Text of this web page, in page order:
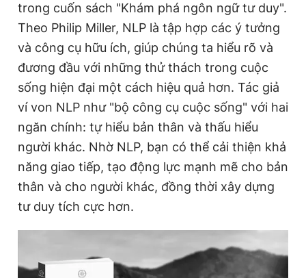
trong cuốn sách "Khám phá ngôn ngữ tư duy".
Theo Philip Miller, NLP là tập hợp các ý tưởng
và công cụ hữu ích, giúp chúng ta hiểu rõ và
đương đầu với những thử thách trong cuộc
sống hiện đại một cách hiệu quả hơn. Tác giả
ví von NLP như "bộ công cụ cuộc sống" với hai
ngăn chính: tự hiểu bản thân và thấu hiểu
người khác. Nhờ NLP, bạn có thể cải thiện khả
năng giao tiếp, tạo động lực mạnh mẽ cho bản
thân và cho người khác, đồng thời xây dựng
tư duy tích cực hơn.